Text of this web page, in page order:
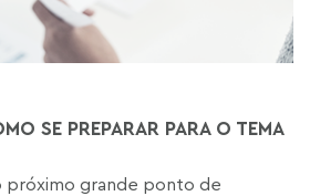
SE PREPARAR PARA O TEMA
próximo grande ponto de